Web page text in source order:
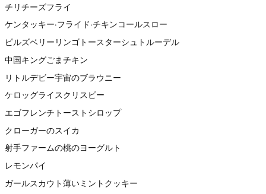
チリチーズフライ
ケンタッキー·フライド·チキンコールスロー
ピルズベリーリンゴトースターシュトルーデル
中国キングごまチキン
リトルデビー宇宙のブラウニー
ケロッグライスクリスピー
エゴフレンチトーストシロップ
クローガーのスイカ
射手ファームの桃のヨーグルト
レモンパイ
ガールスカウト薄いミントクッキー